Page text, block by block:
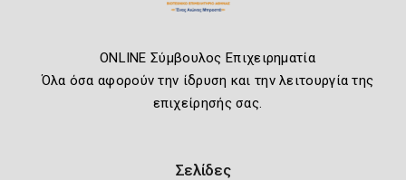
ONLINE Σύμβουλος Επιχειρηματία
Όλα όσα αφορούν την ίδρυση και την λειτουργία της
επιχείρησής σας.
Σελίδες